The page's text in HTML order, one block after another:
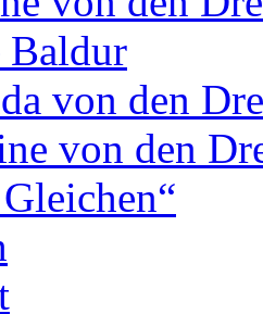
Baldur
von den
von den